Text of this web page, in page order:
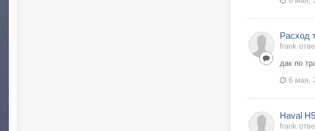
Расход
frank
дак по
6 мая,
Haval
frank